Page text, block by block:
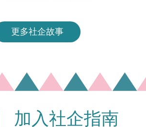
更多社企故事
加入社企指南